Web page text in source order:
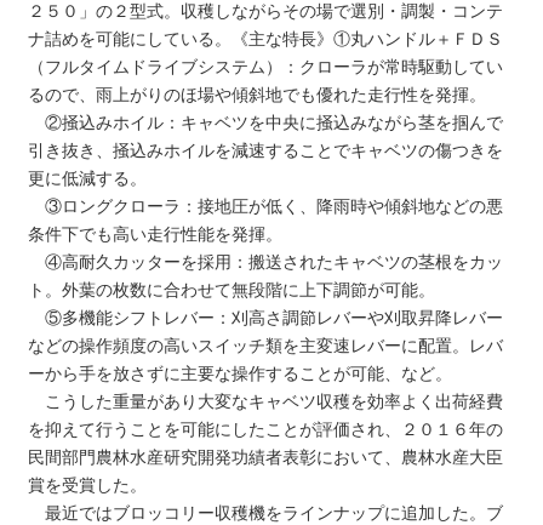
２５０」の２型式。収穫しながらその場で選別・調製・コンテ
ナ詰めを可能にしている。《主な特長》①丸ハンドル＋ＦＤＳ
（フルタイムドライブシステム）：クローラが常時駆動してい
るので、雨上がりのほ場や傾斜地でも優れた走行性を発揮。
②掻込みホイル：キャベツを中央に掻込みながら茎を掴んで
引き抜き、掻込みホイルを減速することでキャベツの傷つきを
更に低減する。
③ロングクローラ：接地圧が低く、降雨時や傾斜地などの悪
条件下でも高い走行性能を発揮。
④高耐久カッターを採用：搬送されたキャベツの茎根をカッ
ト。外葉の枚数に合わせて無段階に上下調節が可能。
⑤多機能シフトレバー：刈高さ調節レバーや刈取昇降レバー
などの操作頻度の高いスイッチ類を主変速レバーに配置。レバ
ーから手を放さずに主要な操作することが可能、など。
こうした重量があり大変なキャベツ収穫を効率よく出荷経費
を抑えて行うことを可能にしたことが評価され、２０１６年の
民間部門農林水産研究開発功績者表彰において、農林水産大臣
賞を受賞した。
最近ではブロッコリー収穫機をラインナップに追加した。ブ